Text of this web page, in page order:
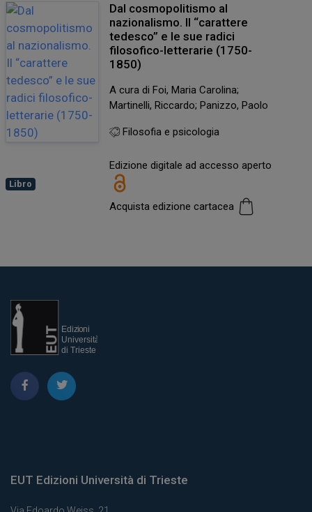
Libro
Dal cosmopolitismo al
nazionalismo. Il “carattere
tedesco” e le sue radici
filosofico-letterarie (1750-
1850)
A cura di Foi, Maria Carolina;
Martinelli, Riccardo; Panizzo, Paolo
Filosofia e psicologia
Edizione digitale ad accesso aperto
Acquista edizione cartacea
EUT Edizioni Università di Trieste